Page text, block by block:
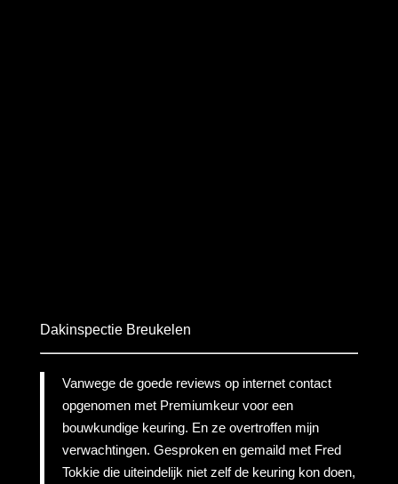
Dakinspectie Breukelen
Vanwege de goede reviews op internet contact
opgenomen met Premiumkeur voor een
bouwkundige keuring. En ze overtroffen mijn
verwachtingen. Gesproken en gemaild met Fred
Tokkie die uiteindelijk niet zelf de keuring kon doen,